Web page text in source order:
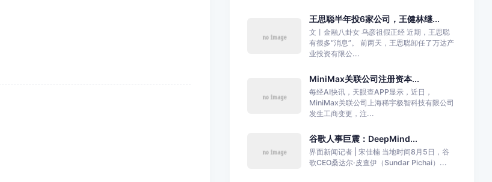
王思聪半年投6家公司，王健林继...
文丨金融八卦女 乌彦祖假正经 近期，王思聪
有很多“消息”。 前两天，王思聪卸任了万达产
业投资有限公...
MiniMax关联公司注册资本...
每经AI快讯，天眼查APP显示，近日，
MiniMax关联公司上海稀宇极智科技有限公司
发生工商变更，注...
谷歌人事巨震：DeepMind...
界面新闻记者 | 宋佳楠 当地时间8月5日，谷
歌CEO桑达尔·皮查伊（Sundar Pichai）...